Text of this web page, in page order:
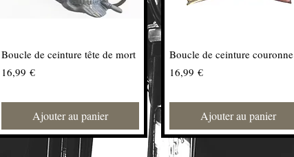
Boucle de ceinture tête de mort
Prix
16,99 €
Ajouter au panier
Boucle de ceinture couronne
Prix
16,99 €
Ajouter au panier